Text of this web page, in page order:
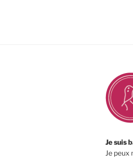
Je suis
Je peux